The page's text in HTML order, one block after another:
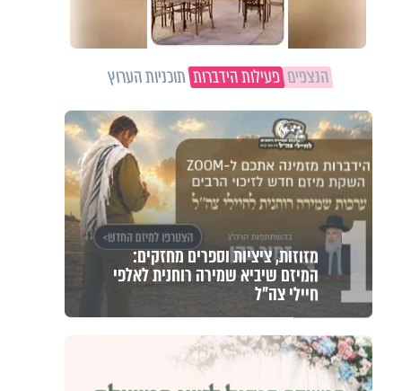
הנצפיםפעילות הידברותתוכניות הערוץ
1 מזוזות, ציציות וספרים מחזקים:
המיזם שיביא שמירה רוחנית לאלפי
חיילי צה"ל